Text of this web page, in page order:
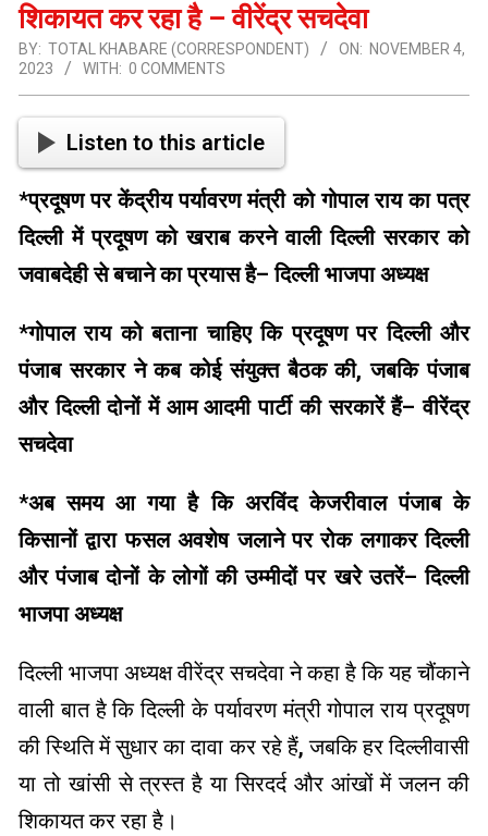
शिकायत कर रहा है – वीरेंद्र सचदेवा
BY: TOTAL KHABARE (CORRESPONDENT) ON: NOVEMBER 4,
2023
WITH: 0 COMMENTS
Listen to this article
*प्रदूषण पर केंद्रीय पर्यावरण मंत्री को गोपाल राय का पत्र
दिल्ली में प्रदूषण को खराब करने वाली दिल्ली सरकार को
जवाबदेही से बचाने का प्रयास है– दिल्ली भाजपा अध्यक्ष
*गोपाल राय को बताना चाहिए कि प्रदूषण पर दिल्ली और
पंजाब सरकार ने कब कोई संयुक्त बैठक की, जबकि पंजाब
और दिल्ली दोनों में आम आदमी पार्टी की सरकारें हैं– वीरेंद्र
सचदेवा
*अब समय आ गया है कि अरविंद केजरीवाल पंजाब के
किसानों द्वारा फसल अवशेष जलाने पर रोक लगाकर दिल्ली
और पंजाब दोनों के लोगों की उम्मीदों पर खरे उतरें– दिल्ली
भाजपा अध्यक्ष
दिल्ली भाजपा अध्यक्ष वीरेंद्र सचदेवा ने कहा है कि यह चौंकाने
वाली बात है कि दिल्ली के पर्यावरण मंत्री गोपाल राय प्रदूषण
की स्थिति में सुधार का दावा कर रहे हैं, जबकि हर दिल्लीवासी
या तो खांसी से त्रस्त है या सिरदर्द और आंखों में जलन की
शिकायत कर रहा है।